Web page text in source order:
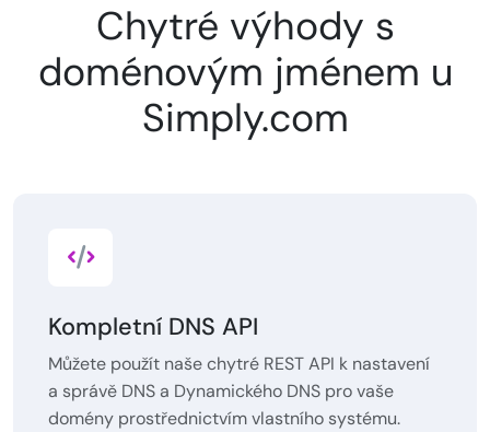
Chytré výhody s
doménovým jménem u
Simply.com
Kompletní DNS API
Můžete použít naše chytré REST API k nastavení
a správě DNS a Dynamického DNS pro vaše
domény prostřednictvím vlastního systému.